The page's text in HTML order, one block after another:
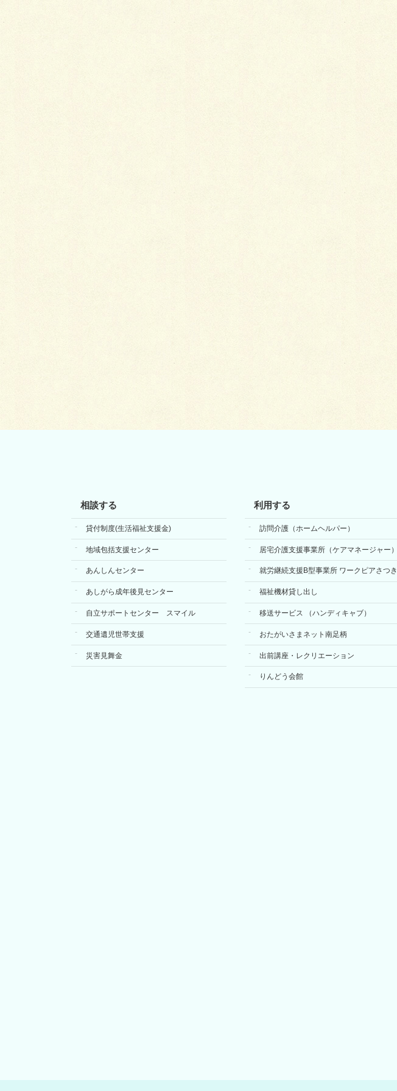
相談する
貸付制度(生活福祉支援金)
地域包括支援センター
あんしんセンター
あしがら成年後見センター
自立サポートセンター スマイル
交通遺児世帯支援
災害見舞金
利用する
訪問介護（ホームヘルパー）
居宅介護支援事業所（ケアマネージャー）
就労継続支援B型事業所 ワークピアさつき
福祉機材貸し出し
移送サービス （ハンディキャブ）
おたがいさまネット南足柄
出前講座・レクリエーション
りんどう会館